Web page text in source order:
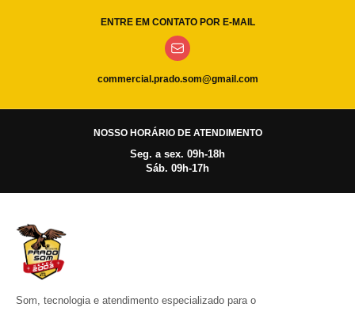
ENTRE EM CONTATO POR E-MAIL
commercial.prado.som@gmail.com
NOSSO HORÁRIO DE ATENDIMENTO
Seg. a sex. 09h-18h
Sáb. 09h-17h
Som, tecnologia e atendimento especializado para o